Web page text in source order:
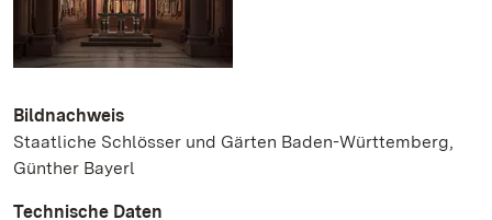
Bildnachweis
Staatliche Schlösser und Gärten Baden-Württemberg,
Günther Bayerl
Technische Daten